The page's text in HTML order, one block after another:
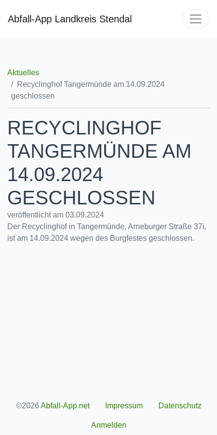
Abfall-App Landkreis Stendal
Aktuelles
Recyclinghof Tangermünde am 14.09.2024
geschlossen
RECYCLINGHOF
TANGERMÜNDE AM
14.09.2024
GESCHLOSSEN
veröffentlicht am 03.09.2024
Der Recyclinghof in Tangermünde, Arneburger Straße 37i,
ist am 14.09.2024 wegen des Burgfestes geschlossen.
©2026 Abfall-App.net Impressum Datenschutz
Anmelden